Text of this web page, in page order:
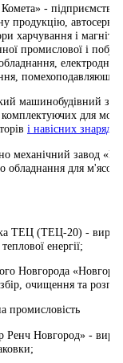
- підприємство
продукцію,
харчування і
промислової і
електродні
помехоподавляющие
машинобудівний
для
і навісних знарядь
механічний завод
обладнання для
ТЕЦ (ТЕЦ-20) -
енергії;
Новгорода
очищення та
промисловість
Ренч Новгород» -